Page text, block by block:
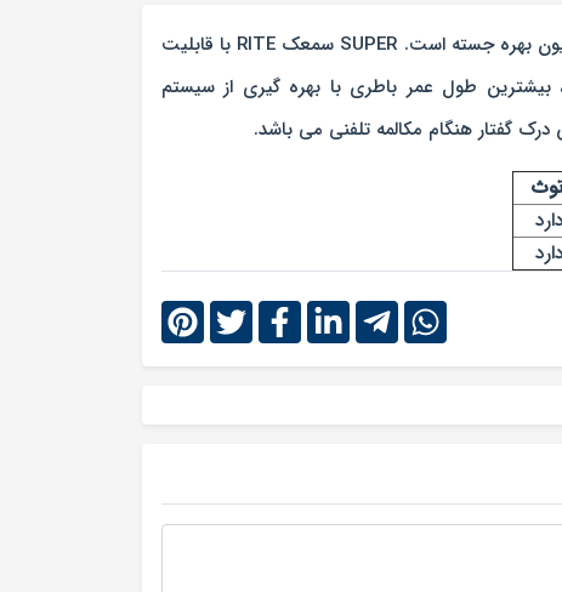
این سمعک سوپرپاور، از تکنولوژی هوشمند WIDEXLINK برای ایجاد ارتباط همزمان بین دو سمعک و ارتباط با موبایل و تلویزیون بهره جسته است. SUPER سمعک RITE با قابلیت
بیشترین طول عمر باطری با بهره گیری از سیستم
دارد
دارد